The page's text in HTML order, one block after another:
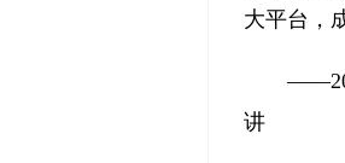
大平台，
讲